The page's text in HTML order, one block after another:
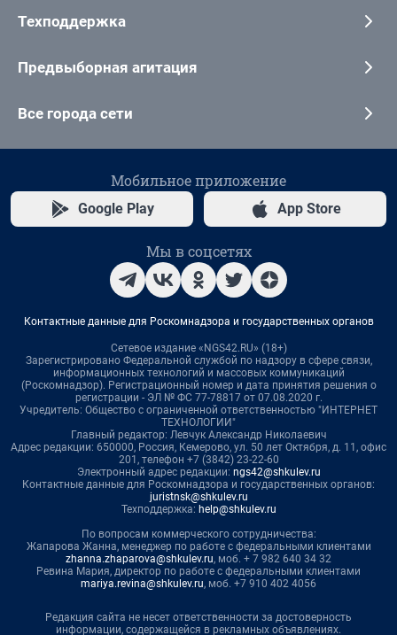
Техподдержка
Предвыборная агитация
Все города сети
Мобильное приложение
Google Play App Store
Мы в соцсетях
Контактные данные для Роскомнадзора и государственных органов
Сетевое издание «NGS42.RU» (18+)
Зарегистрировано Федеральной службой по надзору в сфере связи,
информационных технологий и массовых коммуникаций
(Роскомнадзор). Регистрационный номер и дата принятия решения о
регистрации - ЭЛ № ФС 77-78817 от 07.08.2020 г.
Учредитель: Общество с ограниченной ответственностью "ИНТЕРНЕТ
ТЕХНОЛОГИИ"
Главный редактор: Левчук Александр Николаевич
Адрес редакции: 650000, Россия, Кемерово, ул. 50 лет Октября, д. 11, офис
201, телефон +7 (3842) 23-22-60
Электронный адрес редакции: ngs42@shkulev.ru
Контактные данные для Роскомнадзора и государственных органов:
juristnsk@shkulev.ru
Техподдержка: help@shkulev.ru
По вопросам коммерческого сотрудничества:
Жапарова Жанна, менеджер по работе с федеральными клиентами
zhanna.zhaparova@shkulev.ru, моб. + 7 982 640 34 32
Ревина Мария, директор по работе с федеральными клиентами
mariya.revina@shkulev.ru, моб. +7 910 402 4056
Редакция сайта не несет ответственности за достоверность
информации, содержащейся в рекламных объявлениях.